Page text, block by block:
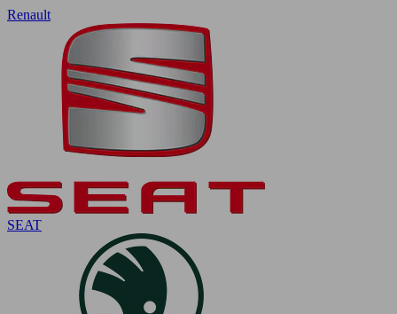
Renault
SEAT